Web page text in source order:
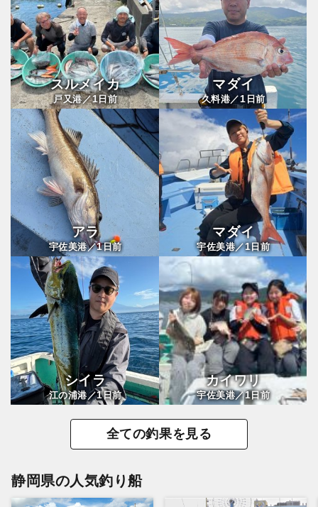
スルメイカ
戸又港／1日前
マダイ
久料港／ 1日前
アラ
宇佐美港／1日前
マダイ
宇佐美港／1日前
シイラ
江の浦港／1日前
カイワリ
宇佐美港／1日前
全ての釣果を見る
静岡県の人気釣り船